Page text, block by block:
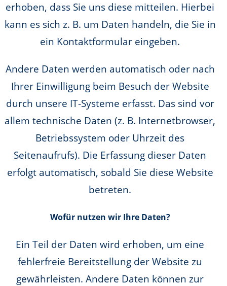
erhoben, dass Sie uns diese mitteilen. Hierbei
kann es sich z. B. um Daten handeln, die Sie in
ein Kontaktformular eingeben.
Andere Daten werden automatisch oder nach
Ihrer Einwilligung beim Besuch der Website
durch unsere IT-Systeme erfasst. Das sind vor
allem technische Daten (z. B. Internetbrowser,
Betriebssystem oder Uhrzeit des
Seitenaufrufs). Die Erfassung dieser Daten
erfolgt automatisch, sobald Sie diese Website
betreten.
Wofür nutzen wir Ihre Daten?
Ein Teil der Daten wird erhoben, um eine
fehlerfreie Bereitstellung der Website zu
gewährleisten. Andere Daten können zur